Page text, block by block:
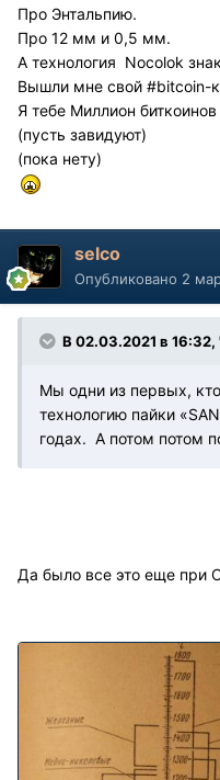
Про Энтальпию.
Про 12 мм и 0,5 мм.
А технология Nocolok
Вышли мне свой #bitcoin-
Я тебе Миллион
(пусть завидуют)
(пока нету)
selco
Опубликовано 2
В 02.03.2021 в
Мы одни из первых,
технологию пайки
годах. А потом потом
Да было все это еще при